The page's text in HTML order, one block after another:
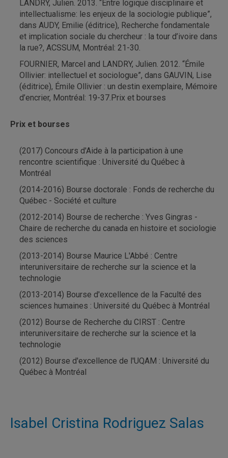
LANDRY, Julien. 2013. “Entre logique disciplinaire et
intellectualisme: les enjeux de la sociologie publique”,
dans AUDY, Emilie (éditrice), Recherche fondamentale
et implication sociale du chercheur : la tour d’ivoire dans
la rue?, ACSSUM, Montréal: 21-30.
FOURNIER, Marcel and LANDRY, Julien. 2012. “Émile
Ollivier: intellectuel et sociologue”, dans GAUVIN, Lise
(éditrice), Émile Ollivier : un destin exemplaire, Mémoire
d’encrier, Montréal: 19-37.Prix et bourses
Prix et bourses
(2017) Concours d'Aide à la participation à une
rencontre scientifique : Université du Québec à
Montréal
(2014-2016) Bourse doctorale : Fonds de recherche du
Québec - Société et culture
(2012-2014) Bourse de recherche : Yves Gingras -
Chaire de recherche du canada en histoire et sociologie
des sciences
(2013-2014) Bourse Maurice L'Abbé : Centre
interuniversitaire de recherche sur la science et la
technologie
(2013-2014) Bourse d'excellence de la Faculté des
sciences humaines : Université du Québec à Montréal
(2012) Bourse de Recherche du CIRST : Centre
interuniversitaire de recherche sur la science et la
technologie
(2012) Bourse d'excellence de l'UQAM : Université du
Québec à Montréal
Isabel Cristina Rodriguez Salas